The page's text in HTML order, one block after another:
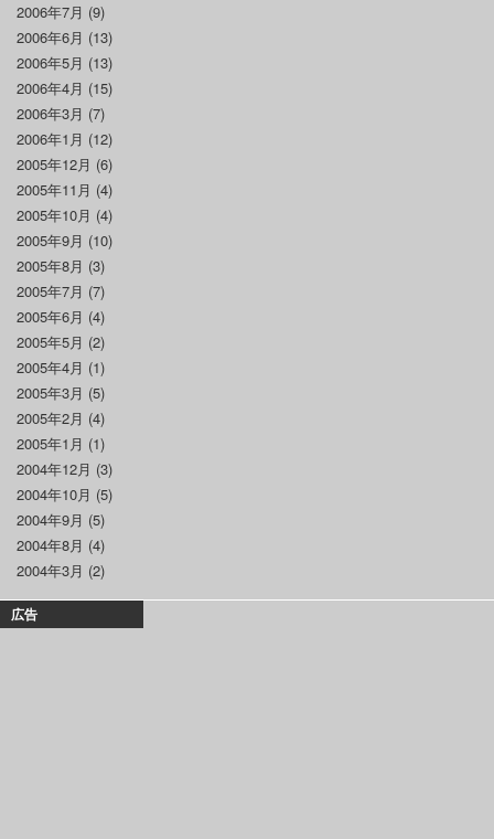
2006年7月 (9)
2006年6月 (13)
2006年5月 (13)
2006年4月 (15)
2006年3月 (7)
2006年1月 (12)
2005年12月 (6)
2005年11月 (4)
2005年10月 (4)
2005年9月 (10)
2005年8月 (3)
2005年7月 (7)
2005年6月 (4)
2005年5月 (2)
2005年4月 (1)
2005年3月 (5)
2005年2月 (4)
2005年1月 (1)
2004年12月 (3)
2004年10月 (5)
2004年9月 (5)
2004年8月 (4)
2004年3月 (2)
広告